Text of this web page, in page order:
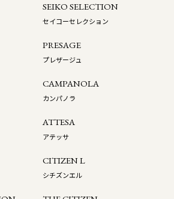
SEIKO SELECTION
セイコーセレクション
PRESAGE
プレザージュ
CAMPANOLA
カンパノラ
ATTESA
アテッサ
CITIZEN L
シチズンエル